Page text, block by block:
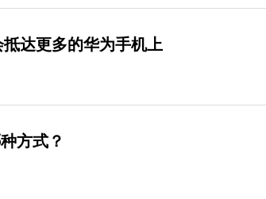
达更多的华为手机上
方式？